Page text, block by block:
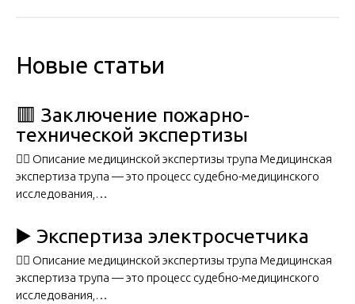
Новые статьи
🟥 Заключение пожарно-
технической экспертизы
🧑‍⚖️ Описание медицинской экспертизы трупа Медицинская
экспертиза трупа — это процесс судебно-медицинского
исследования,…
▶️ Экспертиза электросчетчика
🧑‍⚖️ Описание медицинской экспертизы трупа Медицинская
экспертиза трупа — это процесс судебно-медицинского
исследования,…